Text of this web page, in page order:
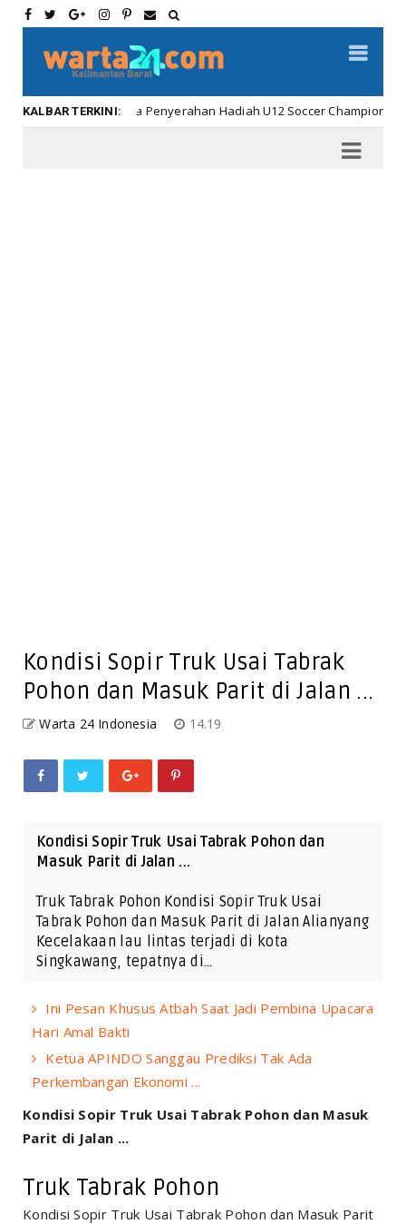
KALBAR TERKINI:
Meriahnya Penyerahan Hadiah U12 Soccer Championship ...
Kondisi Sopir Truk Usai Tabrak
Pohon dan Masuk Parit di Jalan ...
Warta 24 Indonesia 14.19
Kondisi Sopir Truk Usai Tabrak Pohon dan
Masuk Parit di Jalan ...
Truk Tabrak Pohon Kondisi Sopir Truk Usai
Tabrak Pohon dan Masuk Parit di Jalan Alianyang
Kecelakaan lau lintas terjadi di kota
Singkawang, tepatnya di…
Ini Pesan Khusus Atbah Saat Jadi Pembina Upacara
Hari Amal Bakti
Ketua APINDO Sanggau Prediksi Tak Ada
Perkembangan Ekonomi ...
Kondisi Sopir Truk Usai Tabrak Pohon dan Masuk
Parit di Jalan ...
Truk Tabrak Pohon
Kondisi Sopir Truk Usai Tabrak Pohon dan Masuk Parit